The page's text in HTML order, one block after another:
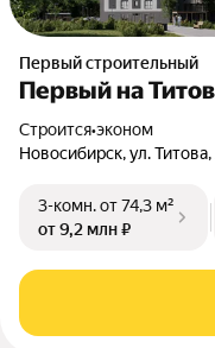
Первый строительный
Первый на
Строится•эконом
Новосибирск, ул.
3-комн.от 74,3 м²
от 9,2 млн ₽